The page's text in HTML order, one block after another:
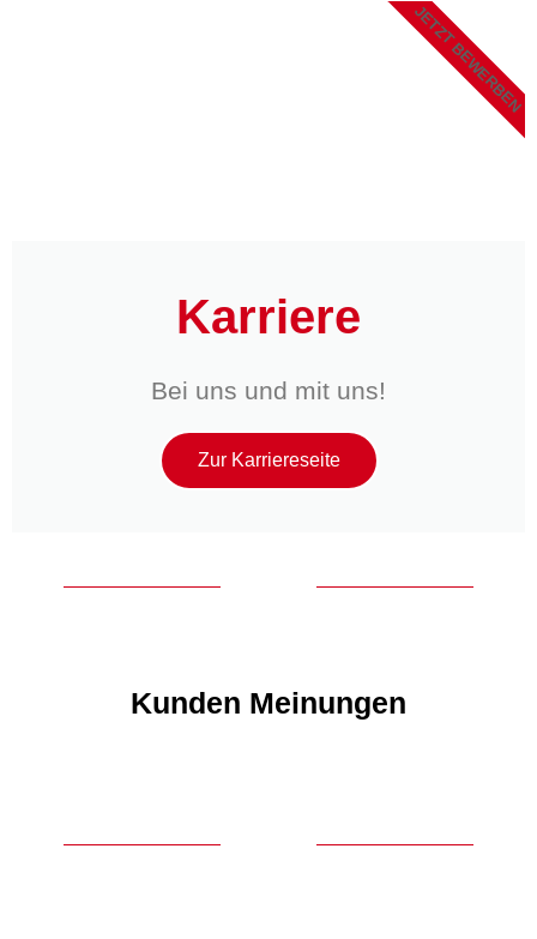
Karriere
Bei uns und mit uns!
Zur Karriereseite
JETZT BEWERBEN
Kunden Meinungen